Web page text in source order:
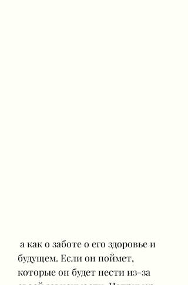
будущем. Если он поймет,
которые он будет нести из-за